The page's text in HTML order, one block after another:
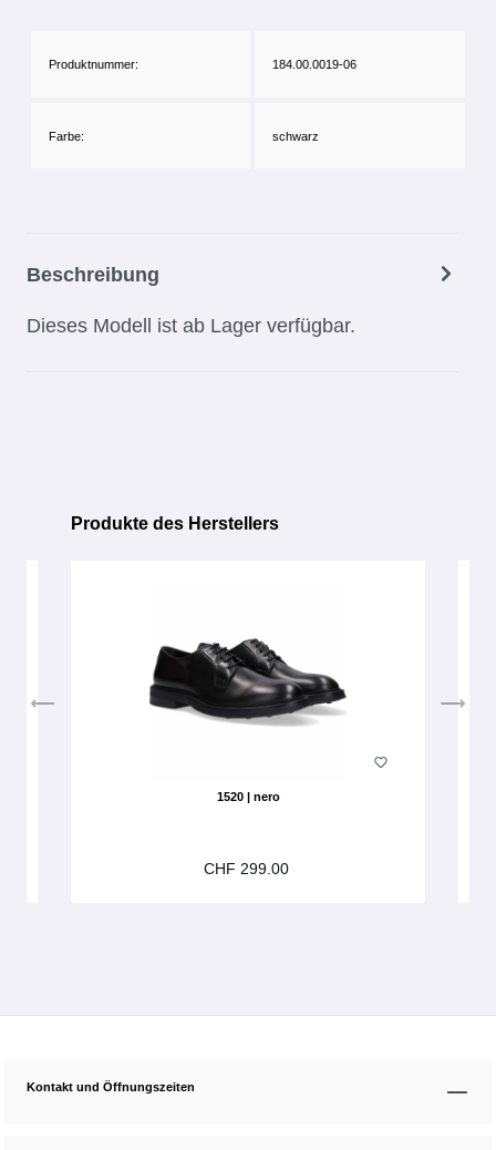
Produktnummer: 184.00.0019-06
Farbe: schwarz
Beschreibung
Dieses Modell ist ab Lager verfügbar.
Produktgalerie überspringen
Produkte des Herstellers
1520 | nero
CHF 299.00
Kontakt und Öffnungszeiten